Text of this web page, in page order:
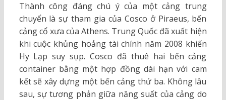
Thành công đáng chú ý của một cảng trung
chuyển là sự tham gia của Cosco ở Piraeus, bến
cảng cổ xưa của Athens. Trung Quốc đã xuất hiện
khi cuộc khủng hoảng tài chính năm 2008 khiến
Hy Lạp suy sụp. Cosco đã thuê hai bến cảng
container bằng một hợp đồng dài hạn với cam
kết sẽ xây dựng một bến cảng thứ ba. Không lâu
sau, sự tương phản giữa năng suất của cảng do